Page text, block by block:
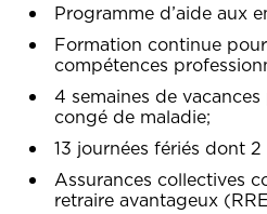
Programme d’aide aux
Formation continue
compétences
4 semaines de
congé de maladie;
13 journées fériés dont 2
Assurances collectives
retraire avantageux